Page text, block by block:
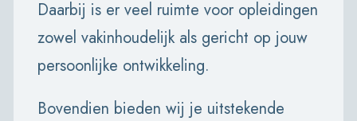
Daarbij is er veel ruimte voor opleidingen
zowel vakinhoudelijk als gericht op jouw
persoonlijke ontwikkeling.
Bovendien bieden wij je uitstekende